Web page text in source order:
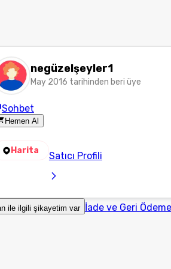
negüzelşeyler1
May 2016 tarihinden beri üye
Sohbet
Hemen Al
Harita Satıcı Profili
ile ilgili şikayetim var İade ve Geri